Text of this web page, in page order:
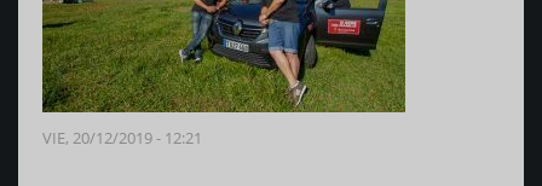
VIE, 20/12/2019 - 12:21